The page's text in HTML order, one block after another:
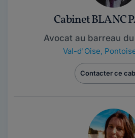
Cabinet BLANC
Avocat au barreau
Val-d'Oise,
Contacter ce